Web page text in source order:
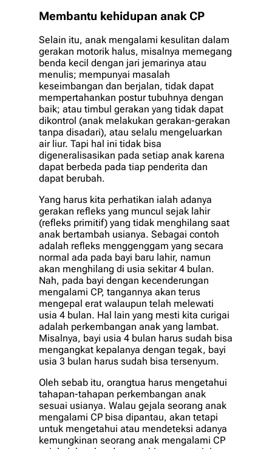
Membantu kehidupan anak CP
Selain itu, anak mengalami kesulitan dalam
gerakan motorik halus, misalnya memegang
benda kecil dengan jari jemarinya atau
menulis; mempunyai masalah
keseimbangan dan berjalan, tidak dapat
mempertahankan postur tubuhnya dengan
baik; atau timbul gerakan yang tidak dapat
dikontrol (anak melakukan gerakan-gerakan
tanpa disadari), atau selalu mengeluarkan
air liur. Tapi hal ini tidak bisa
digeneralisasikan pada setiap anak karena
dapat berbeda pada tiap penderita dan
dapat berubah.
Yang harus kita perhatikan ialah adanya
gerakan refleks yang muncul sejak lahir
(refleks primitif) yang tidak menghilang saat
anak bertambah usianya. Sebagai contoh
adalah refleks menggenggam yang secara
normal ada pada bayi baru lahir, namun
akan menghilang di usia sekitar 4 bulan.
Nah, pada bayi dengan kecenderungan
mengalami CP, tangannya akan terus
mengepal erat walaupun telah melewati
usia 4 bulan. Hal lain yang mesti kita curigai
adalah perkembangan anak yang lambat.
Misalnya, bayi usia 4 bulan harus sudah bisa
mengangkat kepalanya dengan tegak, bayi
usia 3 bulan harus sudah bisa tersenyum.
Oleh sebab itu, orangtua harus mengetahui
tahapan-tahapan perkembangan anak
sesuai usianya. Walau gejala seorang anak
mengalami CP bisa dipantau, akan tetapi
untuk mengetahui atau mendeteksi adanya
kemungkinan seorang anak mengalami CP